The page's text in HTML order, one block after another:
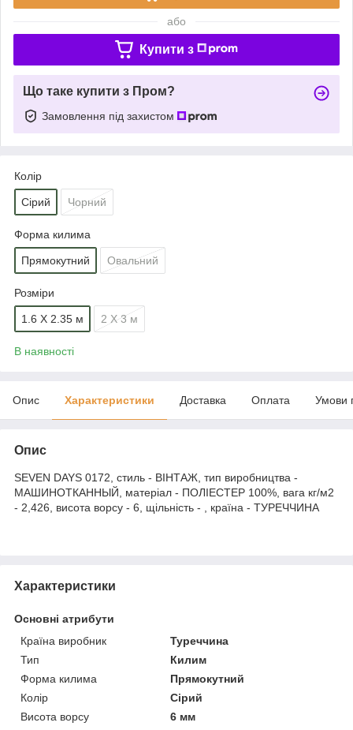
або
Купити з
Що таке купити з Пром?
Замовлення під захистом
Колір
Сірий Чорний
Форма килима
Прямокутний Овальний
Розміри
1.6 Х 2.35 м 2 Х 3 м
В наявності
Опис Характеристики Доставка Оплата Умови
Опис
SEVEN DAYS 0172, стиль - ВІНТАЖ, тип виробництва -
МАШИНОТКАННЫЙ, матеріал - ПОЛІЕСТЕР 100%, вага кг/м2
- 2,426, висота ворсу - 6, щільність - , країна - ТУРЕЧЧИНА
Характеристики
Основні атрибути
Країна виробник
Туреччина
Тип
Килим
Форма килима
Прямокутний
Колір
Сірий
Висота ворсу
6 мм